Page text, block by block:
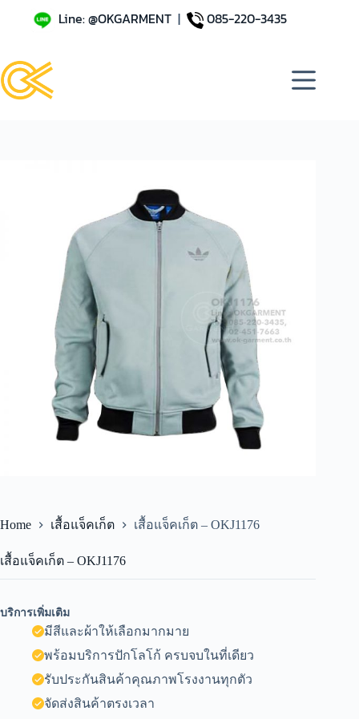
Line: @OKGARMENT| 085-220-3435
Home เสื้อแจ็คเก็ต เสื้อแจ็คเก็ต – OKJ1176
เสื้อแจ็คเก็ต – OKJ1176
บริการเพิ่มเติม
มีสีและผ้าให้เลือกมากมาย
พร้อมบริการปักโลโก้ ครบจบในที่เดียว
รับประกันสินค้าคุณภาพโรงงานทุกตัว
จัดส่งสินค้าตรงเวลา